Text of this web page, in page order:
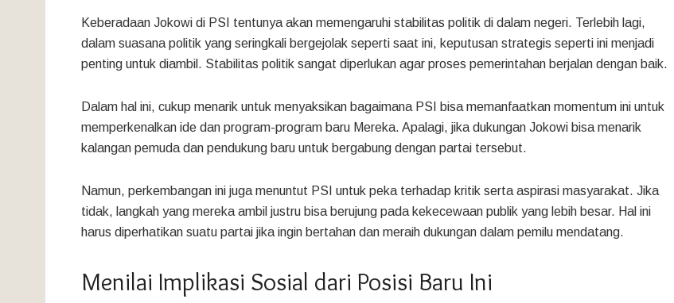
Keberadaan Jokowi di PSI tentunya akan memengaruhi stabilitas politik di dalam negeri. Terlebih lagi,
dalam suasana politik yang seringkali bergejolak seperti saat ini, keputusan strategis seperti ini menjadi
penting untuk diambil. Stabilitas politik sangat diperlukan agar proses pemerintahan berjalan dengan baik.
Dalam hal ini, cukup menarik untuk menyaksikan bagaimana PSI bisa memanfaatkan momentum ini untuk
memperkenalkan ide dan program-program baru Mereka. Apalagi, jika dukungan Jokowi bisa menarik
kalangan pemuda dan pendukung baru untuk bergabung dengan partai tersebut.
Namun, perkembangan ini juga menuntut PSI untuk peka terhadap kritik serta aspirasi masyarakat. Jika
tidak, langkah yang mereka ambil justru bisa berujung pada kekecewaan publik yang lebih besar. Hal ini
harus diperhatikan suatu partai jika ingin bertahan dan meraih dukungan dalam pemilu mendatang.
Menilai Implikasi Sosial dari Posisi Baru Ini